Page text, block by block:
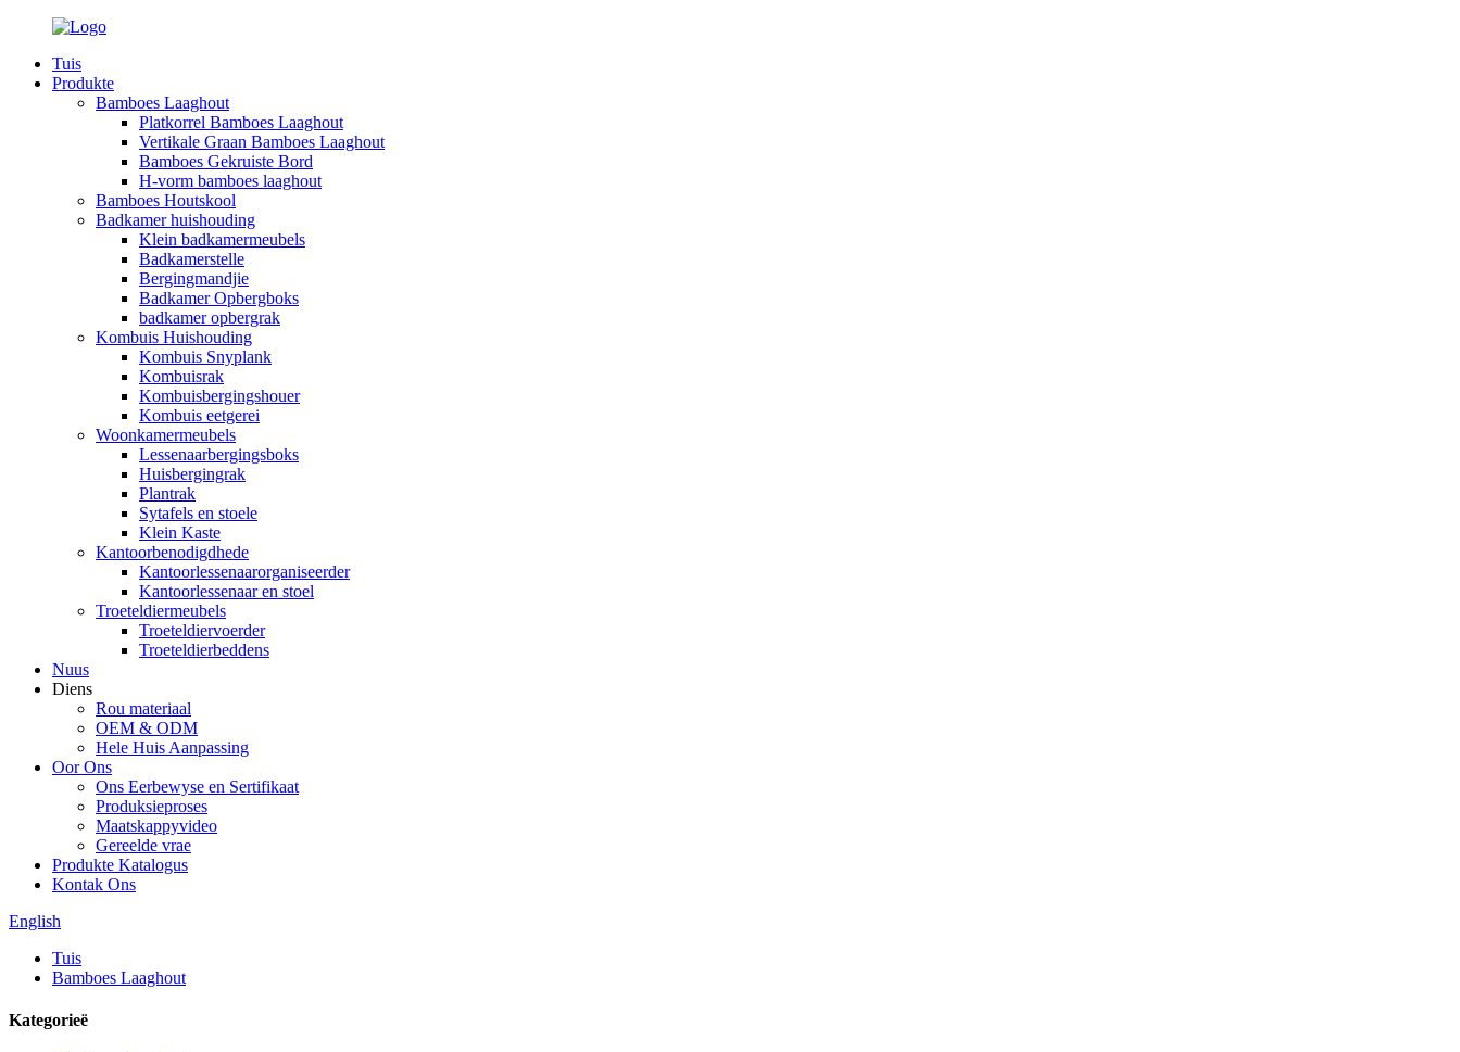
Tuis
Produkte
Bamboes Laaghout
Platkorrel Bamboes Laaghout
Vertikale Graan Bamboes Laaghout
Bamboes Gekruiste Bord
H-vorm bamboes laaghout
Bamboes Houtskool
Badkamer huishouding
Klein badkamermeubels
Badkamerstelle
Bergingmandjie
Badkamer Opbergboks
badkamer opbergrak
Kombuis Huishouding
Kombuis Snyplank
Kombuisrak
Kombuisbergingshouer
Kombuis eetgerei
Woonkamermeubels
Lessenaarbergingsboks
Huisbergingrak
Plantrak
Sytafels en stoele
Klein Kaste
Kantoorbenodigdhede
Kantoorlessenaarorganiseerder
Kantoorlessenaar en stoel
Troeteldiermeubels
Troeteldiervoerder
Troeteldierbeddens
Nuus
Diens
Rou materiaal
OEM & ODM
Hele Huis Aanpassing
Oor Ons
Ons Eerbewyse en Sertifikaat
Produksieproses
Maatskappyvideo
Gereelde vrae
Produkte Katalogus
Kontak Ons
English
Tuis
Bamboes Laaghout
Kategorieë